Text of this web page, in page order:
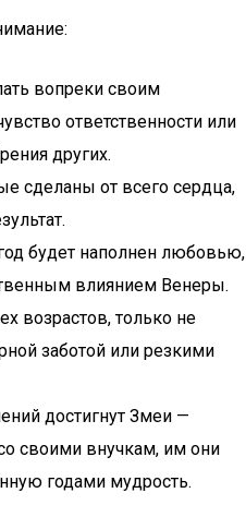
вопреки своим
ответственности или
других.
сделаны от всего сердца,
будет наполнен любовью,
влиянием Венеры.
возрастов, только не
заботой или резкими
достигнут Змеи —
своими внучкам, им они
годами мудрость.